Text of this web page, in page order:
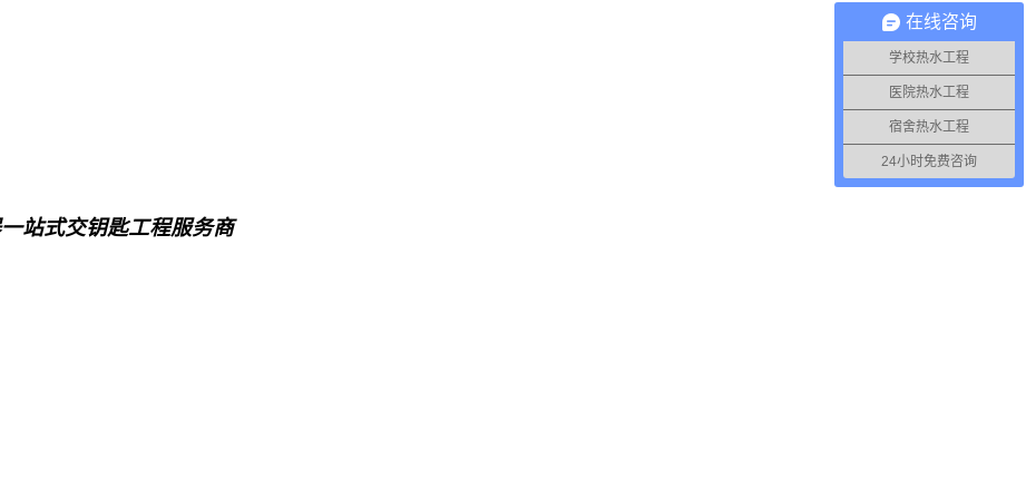
站式交钥匙工程服务商
在线咨询
学校热水工程
医院热水工程
宿舍热水工程
24小时免费咨询